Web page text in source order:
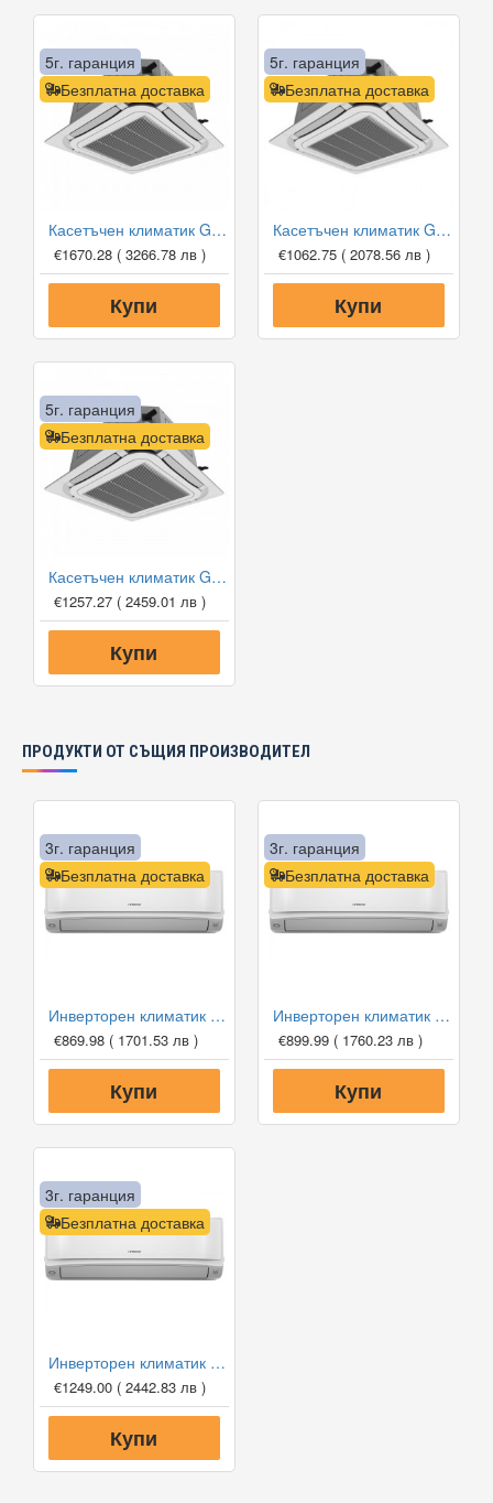
Безплатна доставка
5г. гаранция
Касетъчен климатик Gree GUD71T1/A-S/GUD71W1/NhA-S, 24 000 BTU, Клас A++
€1670.28 ( 3266.78 лв )
Купи
Безплатна доставка
5г. гаранция
Касетъчен климатик Gree GUD35T1/A-S/GUD35W1/NhA-S, 12 000 BTU, Клас A++
€1062.75 ( 2078.56 лв )
Купи
Безплатна доставка
5г. гаранция
Касетъчен климатик Gree GUD50T1/A1-S/GUD50W1/NhA-S, 18 000 BTU, Клас A+
€1257.27 ( 2459.01 лв )
Купи
ПРОДУКТИ ОТ СЪЩИЯ ПРОИЗВОДИТЕЛ
Безплатна доставка
3г. гаранция
Инверторен климатик Hitachi RAK-VJ25RHAE/RAC-VJ25WHAE airHome 600 WiFi, 9000 BTU, Клас A+++
€869.98 ( 1701.53 лв )
Купи
Безплатна доставка
3г. гаранция
Инверторен климатик Hitachi RAK-VJ35RHAE/RAC-VJ35WHAE airHome 600 WiFi, 12000 BTU, Клас A+++
€899.99 ( 1760.23 лв )
Купи
Безплатна доставка
3г. гаранция
Инверторен климатик Hitachi RAK-VJ42RHAE/RAC-VJ42WHAE airHome 600 WiFi, 15000 BTU, Клас A++
€1249.00 ( 2442.83 лв )
Купи